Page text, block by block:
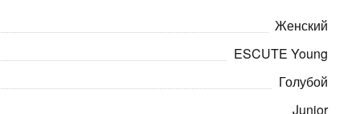
Женский
ESCUTE Young
Голубой
Junior